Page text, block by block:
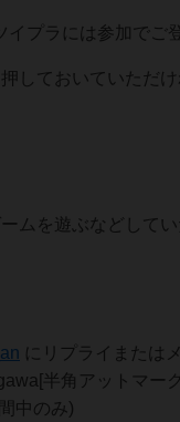
イプラには参加でご
しておいていただ
ムを遊ぶなどして
にリプライまたは
半角アットマー
中のみ)